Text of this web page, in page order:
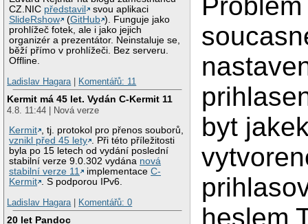
CZ.NIC představil
svou aplikaci
SlideRshow
(GitHub ). Funguje jako
prohlížeč fotek, ale i jako jejich
organizér a prezentátor. Neinstaluje se,
běží přímo v prohlížeči. Bez serveru.
Offline.
Ladislav Hagara | Komentářů: 11
Kermit má 45 let. Vydán C-Kermit 11
4.8. 11:44 | Nová verze
Kermit , tj. protokol pro přenos souborů,
vznikl před 45 lety . Při této příležitosti
byla po 15 letech od vydání poslední
stabilní verze 9.0.302 vydána nová
stabilní verze 11
implementaceC-
Kermit . S podporou IPv6.
Ladislav Hagara | Komentářů: 0
20 let Pandoc
byt
heslem